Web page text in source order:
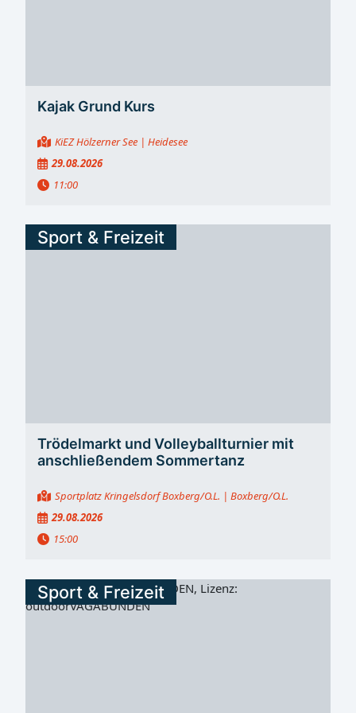
Kajak Grund Kurs
KiEZ Hölzerner See | Heidesee
29.08.2026
11:00
Sport & Freizeit
Trödelmarkt und Volleyballturnier mit
anschließendem Sommertanz
Sportplatz Kringelsdorf Boxberg/O.L. | Boxberg/O.L.
29.08.2026
15:00
Sport & Freizeit